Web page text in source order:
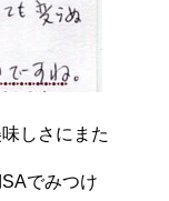
しさにまた
でみつけ